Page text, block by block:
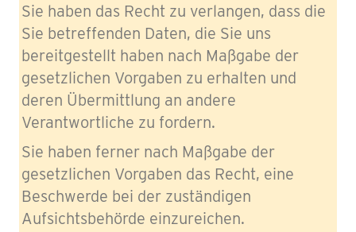
Sie haben das Recht zu verlangen, dass die
Sie betreffenden Daten, die Sie uns
bereitgestellt haben nach Maßgabe der
gesetzlichen Vorgaben zu erhalten und
deren Übermittlung an andere
Verantwortliche zu fordern.
Sie haben ferner nach Maßgabe der
gesetzlichen Vorgaben das Recht, eine
Beschwerde bei der zuständigen
Aufsichtsbehörde einzureichen.